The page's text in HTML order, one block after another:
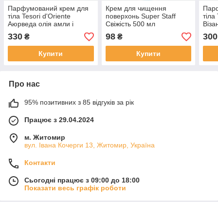
Парфумований крем для
тіла Tesori d'Oriente
Аюрведа олія амли і
пачулі 300 мл
330 ₴
Купити
Крем для чищення
поверхонь Super Staff
Свіжість 500 мл
98₴
Купити
300
Про нас
95% позитивних з 85 відгуків за рік
Працює з 29.04.2024
м. Житомир
вул. Івана Кочерги 13, Житомир, Україна
Контакти
Сьогодні працює з 09:00 до 18:00
Показати весь графік роботи